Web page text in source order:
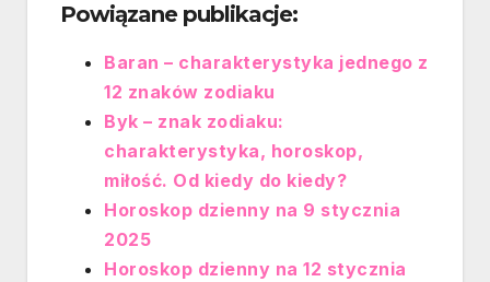
Powiązane publikacje:
Baran – charakterystyka jednego z
12 znaków zodiaku
Byk – znak zodiaku:
charakterystyka, horoskop,
miłość. Od kiedy do kiedy?
Horoskop dzienny na 9 stycznia
2025
Horoskop dzienny na 12 stycznia